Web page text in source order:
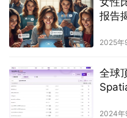
报告
2025年
全球
2024年